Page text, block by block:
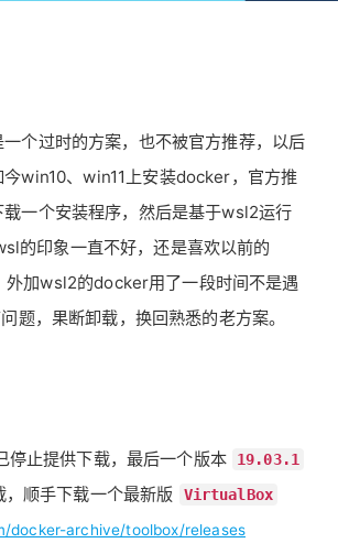
个过时的方案，也不被官方推荐，以后
win10、win11上安装docker，官方推
一个安装程序，然后是基于wsl2运行
的印象一直不好，还是喜欢以前的
加wsl2的docker用了一段时间不是遇
题，果断卸载，换回熟悉的老方案。
停止提供下载，最后一个版本 19.03.1
顺手下载一个最新版
VirtualBox
docker-archive/toolbox/releases